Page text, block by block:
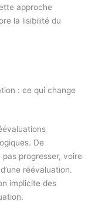
approche
la lisibilité du
: ce qui change
De
pas progresser, voire
réévaluation.
implicite des